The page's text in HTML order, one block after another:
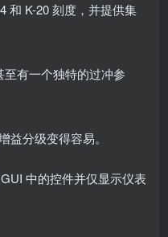
和 K-20 刻度，并提供集
有一个独特的过冲参
益分级变得容易。
中的控件并仅显示仪表